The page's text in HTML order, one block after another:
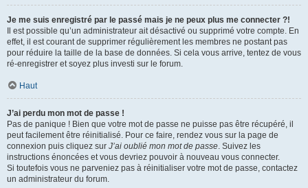
Je me suis enregistré par le passé mais je ne peux plus me connecter ?!
Il est possible qu’un administrateur ait désactivé ou supprimé votre compte. En
effet, il est courant de supprimer régulièrement les membres ne postant pas
pour réduire la taille de la base de données. Si cela vous arrive, tentez de vous
ré-enregistrer et soyez plus investi sur le forum.
Haut
J’ai perdu mon mot de passe !
Pas de panique ! Bien que votre mot de passe ne puisse pas être récupéré, il
peut facilement être réinitialisé. Pour ce faire, rendez vous sur la page de
connexion puis cliquez sur J’ai oublié mon mot de passe. Suivez les
instructions énoncées et vous devriez pouvoir à nouveau vous connecter.
Si toutefois vous ne parveniez pas à réinitialiser votre mot de passe, contactez
un administrateur du forum.